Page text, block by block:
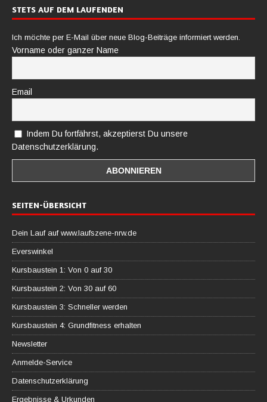
STETS AUF DEM LAUFENDEN
Ich möchte per E-Mail über neue Blog-Beiträge informiert werden.
Vorname oder ganzer Name
Email
Indem Du fortfährst, akzeptierst Du unsere
Datenschutzerklärung.
SEITEN-ÜBERSICHT
Dein Lauf auf www.laufszene-nrw.de
Everswinkel
Kursbaustein 1: Von 0 auf 30
Kursbaustein 2: Von 30 auf 60
Kursbaustein 3: Schneller werden
Kursbaustein 4: Grundfitness erhalten
Newsletter
Anmelde-Service
Datenschutzerklärung
Ergebnisse & Urkunden